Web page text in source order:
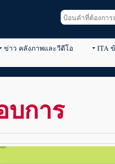
ข่าว คลังภาพและวีดีโอ
ITA
บการ